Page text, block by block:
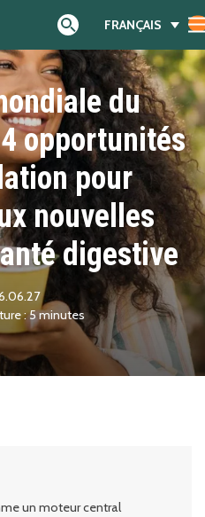
Search
FRANÇAIS
du
opportunités
pour
nouvelles
digestive
5minutes
un moteur central